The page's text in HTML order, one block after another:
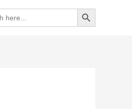
SEARCH BUTTON